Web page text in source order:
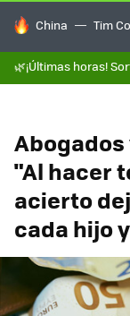
HOY SE HABLA
China Tim
🌿¡Últimas horas!
"Al hacer
acierto
cada hijo